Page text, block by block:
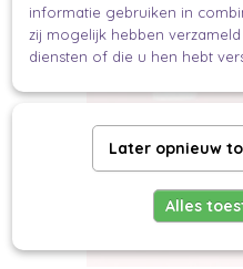
Ook interessant
informatie gebruiken in
zij mogelijk hebben
diensten of die u hen hebt
Later opnieuw
Alles